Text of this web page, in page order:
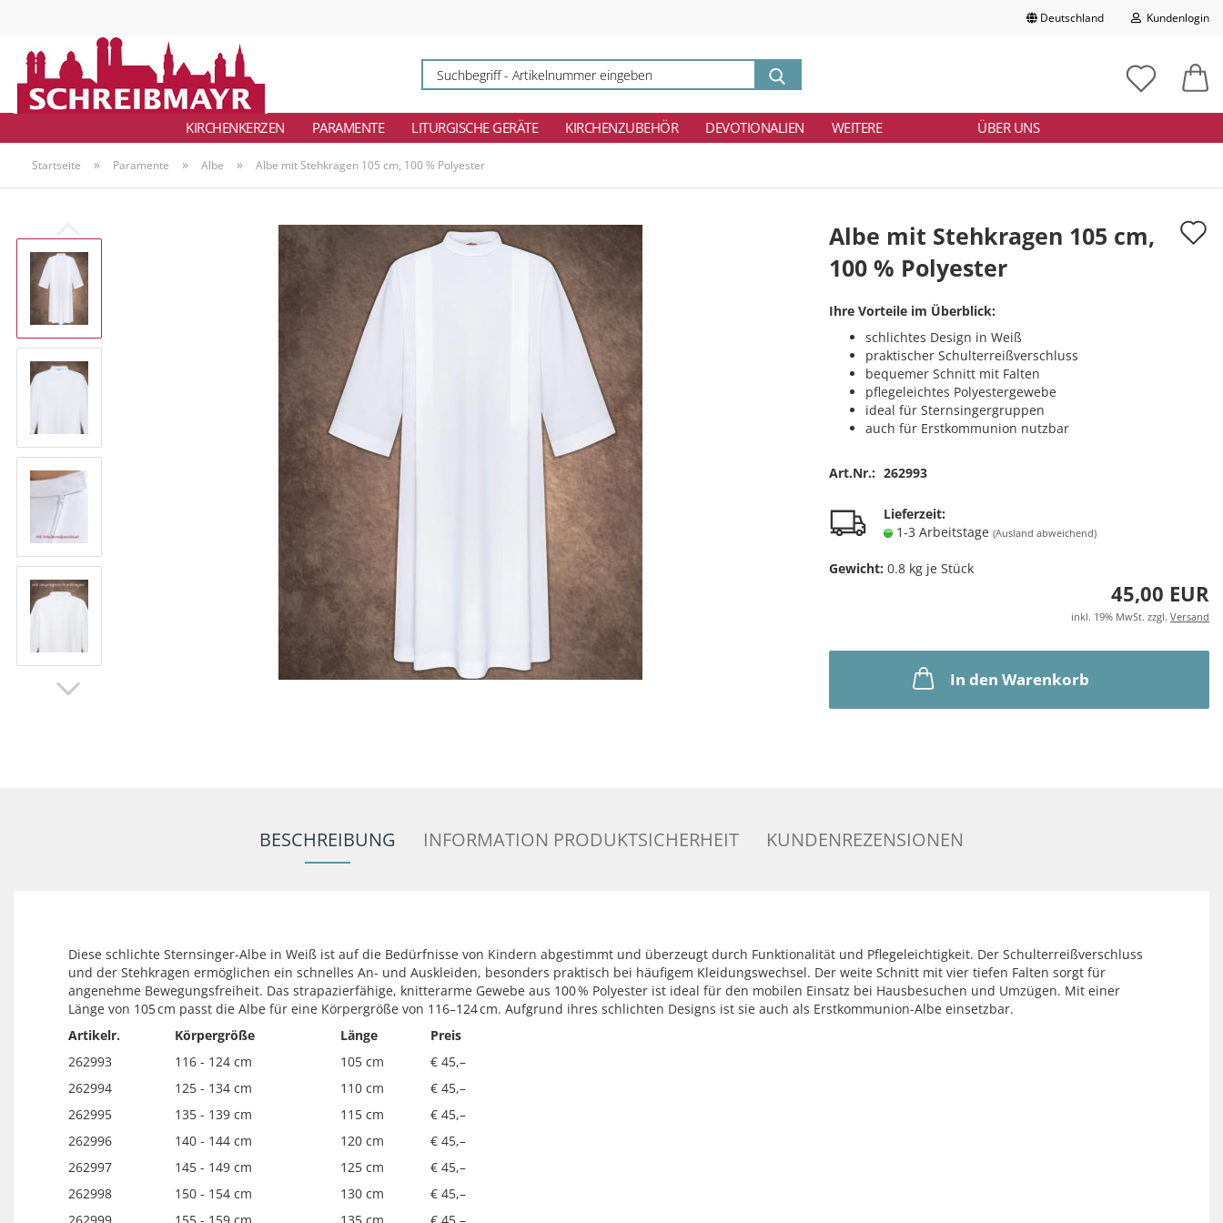
Deutschland Kundenlogin
E-Mail
Konto erstellen
Passwort vergessen?
eingeben
KIRCHENKERZEN PARAMENTE LITURGISCHE GERÄTE KIRCHENZUBEHÖR DEVOTIONALIEN ÜBER UNS
WEITERE
Startseite » Paramente » Albe » Albe mit Stehkragen 105 cm, 100 % Polyester
Albe mit Stehkragen 105 cm,
100 % Polyester
Ihre Vorteile im Überblick:
schlichtes Design in Weiß
praktischer Schulterreißverschluss
bequemer Schnitt mit Falten
pflegeleichtes Polyestergewebe
ideal für Sternsingergruppen
auch für Erstkommunion nutzbar
Art.Nr.: 262993
Lieferzeit:
1-3 Arbeitstage (Ausland abweichend)
Gewicht: 0.8 kg je Stück
45,00 EUR
inkl. 19% MwSt. zzgl. Versand
In den Warenkorb
BESCHREIBUNG INFORMATION PRODUKTSICHERHEIT KUNDENREZENSIONEN
Diese schlichte Sternsinger-Albe in Weiß ist auf die Bedürfnisse von Kindern abgestimmt und überzeugt durch Funktionalität und Pflegeleichtigkeit. Der Schulterreißverschluss
und der Stehkragen ermöglichen ein schnelles An- und Auskleiden, besonders praktisch bei häufigem Kleidungswechsel. Der weite Schnitt mit vier tiefen Falten sorgt für
angenehme Bewegungsfreiheit. Das strapazierfähige, knitterarme Gewebe aus 100 % Polyester ist ideal für den mobilen Einsatz bei Hausbesuchen und Umzügen. Mit einer
Länge von 105 cm passt die Albe für eine Körpergröße von 116–124 cm. Aufgrund ihres schlichten Designs ist sie auch als Erstkommunion-Albe einsetzbar.
Artikelr.
Körpergröße Länge
Preis
262993
116 - 124 cm 105 cm
€ 45,–
262994
125 - 134 cm 110 cm
€ 45,–
262995
135 - 139 cm 115 cm
€ 45,–
262996
140 - 144 cm 120 cm
€ 45,–
262997
145 - 149 cm 125 cm
€ 45,–
262998
150 - 154 cm 130 cm
€ 45,–